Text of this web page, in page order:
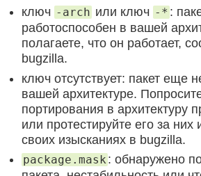
ключ -arch или ключ -* :
работоспособен в вашей
полагаете, что он работает,
bugzilla.
ключ отсутствует: пакет еще
вашей архитектуре.
портирования в архитектуру
или протестируйте его за
своих изысканиях в bugzilla.
package.mask : обнаружено